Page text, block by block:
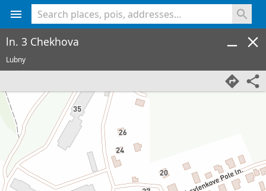
ln. 3 Chekhova
Lubny
<% console.log(hcard) %>